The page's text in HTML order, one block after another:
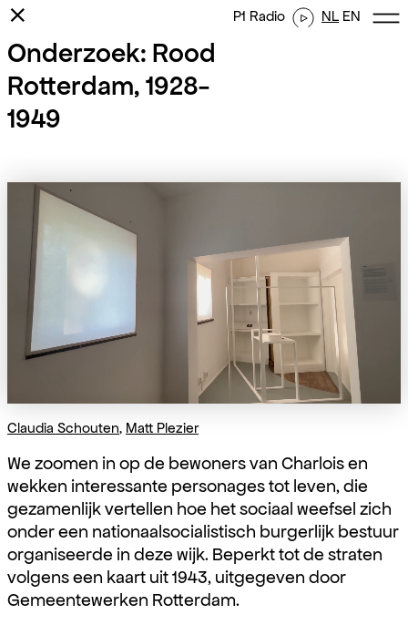
P1 Radio NL EN
⨯
Onderzoek: Rood
Rotterdam, 1928-
1949
Claudia Schouten, Matt Plezier
We zoomen in op de bewoners van Charlois en
wekken interessante personages tot leven, die
gezamenlijk vertellen hoe het sociaal weefsel zich
onder een nationaalsocialistisch burgerlijk bestuur
organiseerde in deze wijk. Beperkt tot de straten
volgens een kaart uit 1943, uitgegeven door
Gemeentewerken Rotterdam.